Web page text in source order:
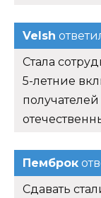
Velsh
Стала
5-летние
Пемброк
Сдавать